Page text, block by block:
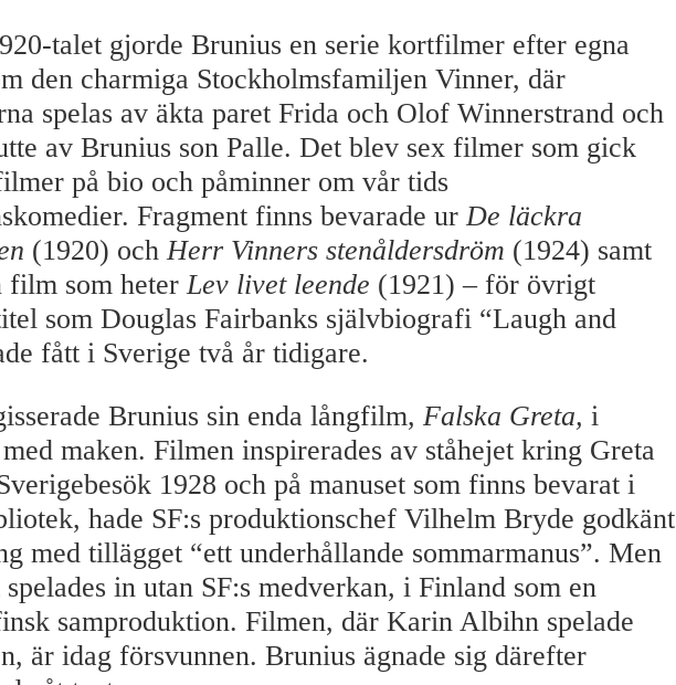
talet gjorde Brunius en serie kortfilmer efter egna
den charmiga Stockholmsfamiljen Vinner, där
spelas av äkta paret Frida och Olof Winnerstrand och
av Brunius son Palle. Det blev sex filmer som gick
på bio och påminner om vår tids
Fragment finns bevarade urDe läckra
(1920) ochHerr Vinners stenåldersdröm (1924) samt
film som heterLev livet leende (1921) – för övrigt
som Douglas Fairbanks självbiografi “Laugh and
fått i Sverige två år tidigare.
Brunius sin enda långfilm, Falska Greta, i
maken. Filmen inspirerades av ståhejet kring Greta
1928 och på manuset som finns bevarat i
hade SF:s produktionschef Vilhelm Bryde godkänt
med tillägget “ett underhållande sommarmanus”. Men
spelades in utan SF:s medverkan, i Finland som en
samproduktion. Filmen, där Karin Albihn spelade
är idag försvunnen. Brunius ägnade sig därefter